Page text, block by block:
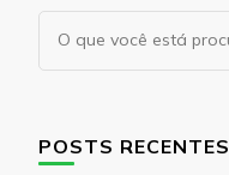
Procurando
algo?
POSTS RECENTES